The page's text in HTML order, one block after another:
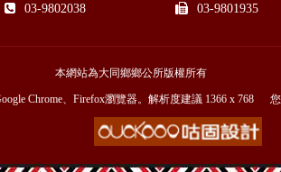
03-9802038 03-9801935
本網站為大同鄉鄉公所版權所有
Chrome、Firefox瀏覽器。解析度建議 1366 x 768